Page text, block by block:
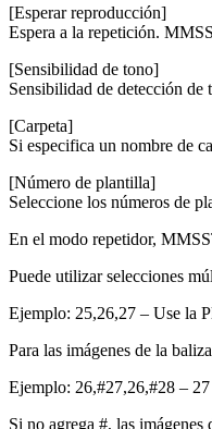
[Esperar reproducción]
Espera a la repetición.
[Sensibilidad de tono]
Sensibilidad de detección de
[Carpeta]
Si especifica un nombre de
[Número de plantilla]
Seleccione los números de
En el modo repetidor,
Puede utilizar selecciones
Ejemplo: 25,26,27 – Use la
Para las imágenes de la
Ejemplo: 26,#27,26,#28 –
Si no agrega #, las